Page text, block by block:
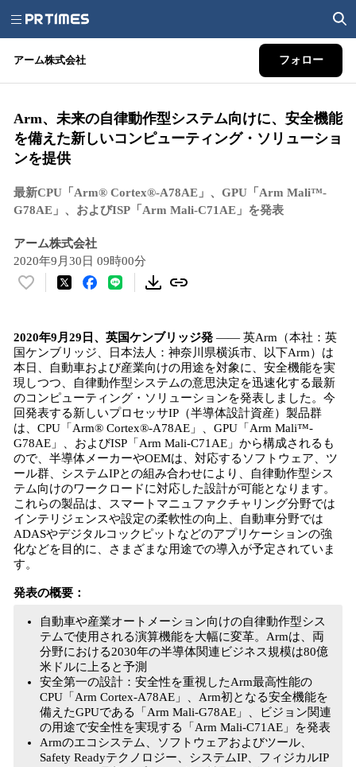
アーム株式会社 フォロー
Arm、未来の自律動作型システム向けに、安全機能
を備えた新しいコンピューティング・ソリューショ
ンを提供
最新CPU「Arm® Cortex®-A78AE」、GPU「Arm Mali™-
G78AE」、およびISP「Arm Mali-C71AE」を発表
アーム株式会社
2020年9月30日 09時00分
い
！
数
を
読
み
込
み
中
で
す
2020年9月29日、英国ケンブリッジ発 ―― 英Arm（本社：英
国ケンブリッジ、日本法人：神奈川県横浜市、以下Arm）は
本日、自動車および産業向けの用途を対象に、安全機能を実
現しつつ、自律動作型システムの意思決定を迅速化する最新
のコンピューティング・ソリューションを発表しました。今
回発表する新しいプロセッサIP（半導体設計資産）製品群
は、CPU「Arm® Cortex®-A78AE」、GPU「Arm Mali™-
G78AE」、およびISP「Arm Mali-C71AE」から構成されるも
ので、半導体メーカーやOEMは、対応するソフトウェア、ツ
ール群、システムIPとの組み合わせにより、自律動作型シス
テム向けのワークロードに対応した設計が可能となります。
これらの製品は、スマートマニュファクチャリング分野では
インテリジェンスや設定の柔軟性の向上、自動車分野では
ADASやデジタルコックピットなどのアプリケーションの強
化などを目的に、さまざまな用途での導入が予定されていま
す。
発表の概要：
自動車や産業オートメーション向けの自律動作型シス
テムで使用される演算機能を大幅に変革。Armは、両
分野における2030年の半導体関連ビジネス規模は80億
米ドルに上ると予測
安全第一の設計：安全性を重視したArm最高性能の
CPU「Arm Cortex-A78AE」、Arm初となる安全機能を
備えたGPUである「Arm Mali-G78AE」、ビジョン関連
の用途で安全性を実現する「Arm Mali-C71AE」を発表
Armのエコシステム、ソフトウェアおよびツール、
Safety Readyテクノロジー、システムIP、フィジカルIP